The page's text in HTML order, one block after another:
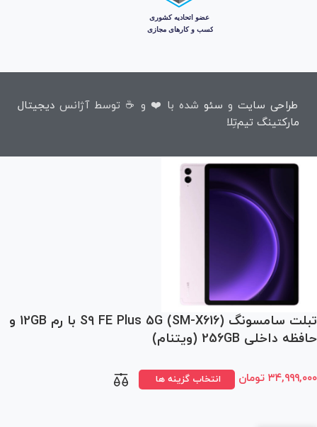
طراحی سایتو سئو شده با ❤️ و ☕ توسط آژانس دیجیتال
مارکتینگ تیم‌تِلا
تبلت سامسونگ (SM-X616) S9 FE Plus 5G با رم 12GB و
حافظه داخلی 256GB (ویتنام)
۳۴,۹۹۹,۰۰۰ تومان انتخاب گزینه ها